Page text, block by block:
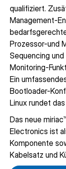
qualifiziert.
Management-
Prozessor-und
Sequencing
Monitoring-
Ein
Bootloader-
Linux rundet
Das neue
Electronics ist
Komponente
Kabelsatz und